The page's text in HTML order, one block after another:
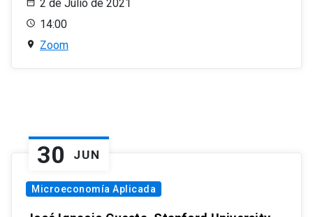
2 de Julio de 2021
14:00
Zoom
30 JUN
Microeconomía Aplicada